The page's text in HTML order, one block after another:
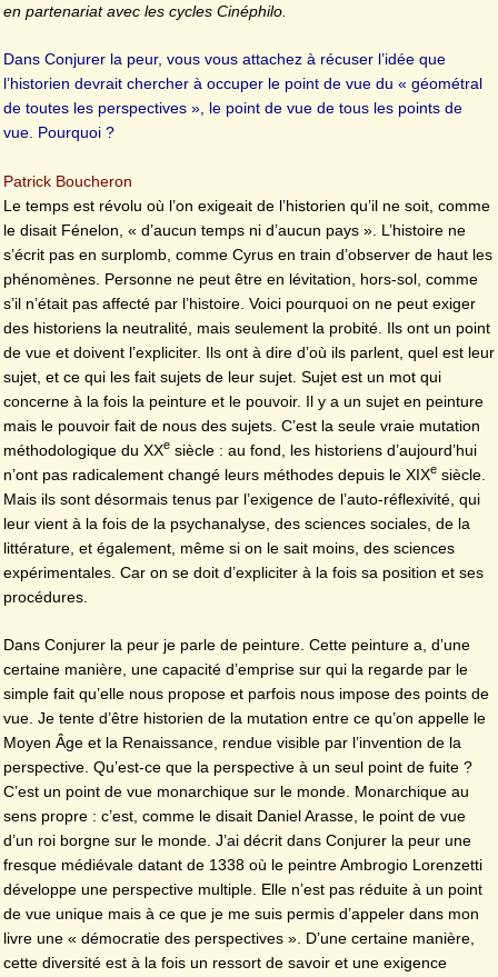
en partenariat avec les cycles Cinéphilo.
Dans Conjurer la peur, vous vous attachez à récuser l’idée que
l’historien devrait chercher à occuper le point de vue du « géométral
de toutes les perspectives », le point de vue de tous les points de
vue. Pourquoi ?
Patrick Boucheron
Le temps est révolu où l’on exigeait de l’historien qu’il ne soit, comme
le disait Fénelon, « d’aucun temps ni d’aucun pays ». L’histoire ne
s’écrit pas en surplomb, comme Cyrus en train d’observer de haut les
phénomènes. Personne ne peut être en lévitation, hors-sol, comme
s’il n’était pas affecté par l’histoire. Voici pourquoi on ne peut exiger
des historiens la neutralité, mais seulement la probité. Ils ont un point
de vue et doivent l’expliciter. Ils ont à dire d’où ils parlent, quel est leur
sujet, et ce qui les fait sujets de leur sujet. Sujet est un mot qui
concerne à la fois la peinture et le pouvoir. Il y a un sujet en peinture
mais le pouvoir fait de nous des sujets. C’est la seule vraie mutation
méthodologique du XXe siècle : au fond, les historiens d’aujourd’hui
n’ont pas radicalement changé leurs méthodes depuis le XIXe siècle.
Mais ils sont désormais tenus par l’exigence de l’auto-réflexivité, qui
leur vient à la fois de la psychanalyse, des sciences sociales, de la
littérature, et également, même si on le sait moins, des sciences
expérimentales. Car on se doit d’expliciter à la fois sa position et ses
procédures.
Dans Conjurer la peur je parle de peinture. Cette peinture a, d’une
certaine manière, une capacité d’emprise sur qui la regarde par le
simple fait qu’elle nous propose et parfois nous impose des points de
vue. Je tente d’être historien de la mutation entre ce qu’on appelle le
Moyen Âge et la Renaissance, rendue visible par l’invention de la
perspective. Qu’est-ce que la perspective à un seul point de fuite ?
C’est un point de vue monarchique sur le monde. Monarchique au
sens propre : c’est, comme le disait Daniel Arasse, le point de vue
d’un roi borgne sur le monde. J’ai décrit dans Conjurer la peur une
fresque médiévale datant de 1338 où le peintre Ambrogio Lorenzetti
développe une perspective multiple. Elle n’est pas réduite à un point
de vue unique mais à ce que je me suis permis d’appeler dans mon
livre une « démocratie des perspectives ». D’une certaine manière,
cette diversité est à la fois un ressort de savoir et une exigence